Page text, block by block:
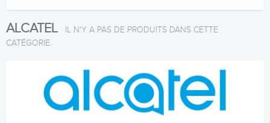
ALCATEL
IL N'Y A PAS DE PRODUITS DANS CETTE
CATÉGORIE.